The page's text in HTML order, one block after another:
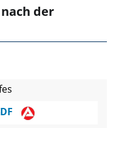
der